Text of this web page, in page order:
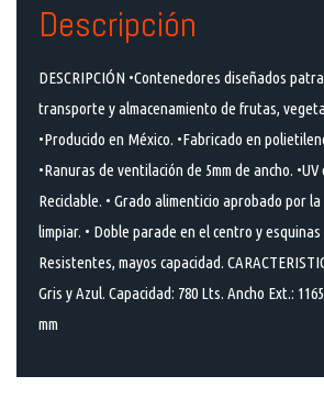
Descripción
DESCRIPCIÓN •Contenedores diseñados
transporte y almacenamiento de frutas,
•Producido en México. •Fabricado en
•Ranuras de ventilación de 5mm de ancho.
Reciclable. • Grado alimenticio aprobado por la
limpiar. • Doble parade en el centro y
Resistentes, mayos capacidad.
Gris y Azul. Capacidad: 780 Lts. Ancho Ext.:
mm